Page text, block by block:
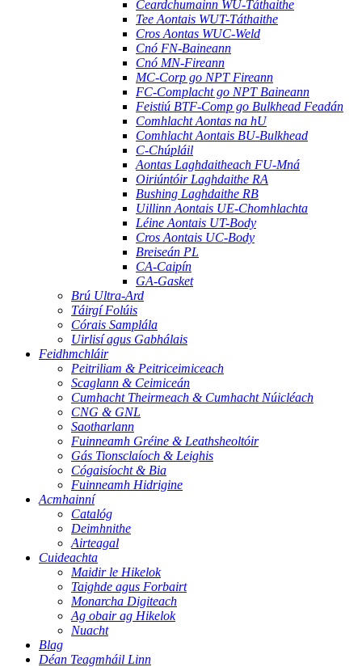
Ceardchumainn WU-Táthaithe
Tee Aontais WUT-Táthaithe
Cros Aontas WUC-Weld
Cnó FN-Baineann
Cnó MN-Fireann
MC-Corp go NPT Fireann
FC-Complacht go NPT Baineann
Feistiú BTF-Comp go Bulkhead Feadán
Comhlacht Aontas na hU
Comhlacht Aontais BU-Bulkhead
C-Chúpláil
Aontas Laghdaitheach FU-Mná
Oiriúntóir Laghdaithe RA
Bushing Laghdaithe RB
Uillinn Aontais UE-Chomhlachta
Léine Aontais UT-Body
Cros Aontais UC-Body
Breiseán PL
CA-Caipín
GA-Gasket
Brú Ultra-Ard
Táirgí Folúis
Córais Samplála
Uirlisí agus Gabhálais
Feidhmchláir
Peitriliam & Peitriceimiceach
Scaglann & Ceimiceán
Cumhacht Theirmeach & Cumhacht Núicléach
CNG & GNL
Saotharlann
Fuinneamh Gréine & Leathsheoltóir
Gás Tionsclaíoch & Leighis
Cógaisíocht & Bia
Fuinneamh Hidrigine
Acmhainní
Catalóg
Deimhnithe
Airteagal
Cuideachta
Maidir le Hikelok
Taighde agus Forbairt
Monarcha Digiteach
Ag obair ag Hikelok
Nuacht
Blag
Déan Teagmháil Linn